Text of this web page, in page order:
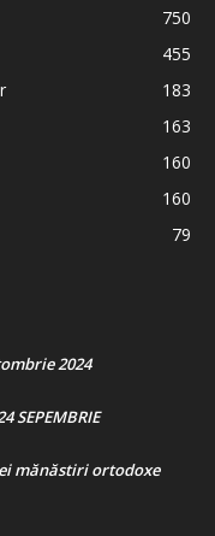
750
455
183
163
160
160
79
2024
SEPEMBRIE
mănăstiri ortodoxe